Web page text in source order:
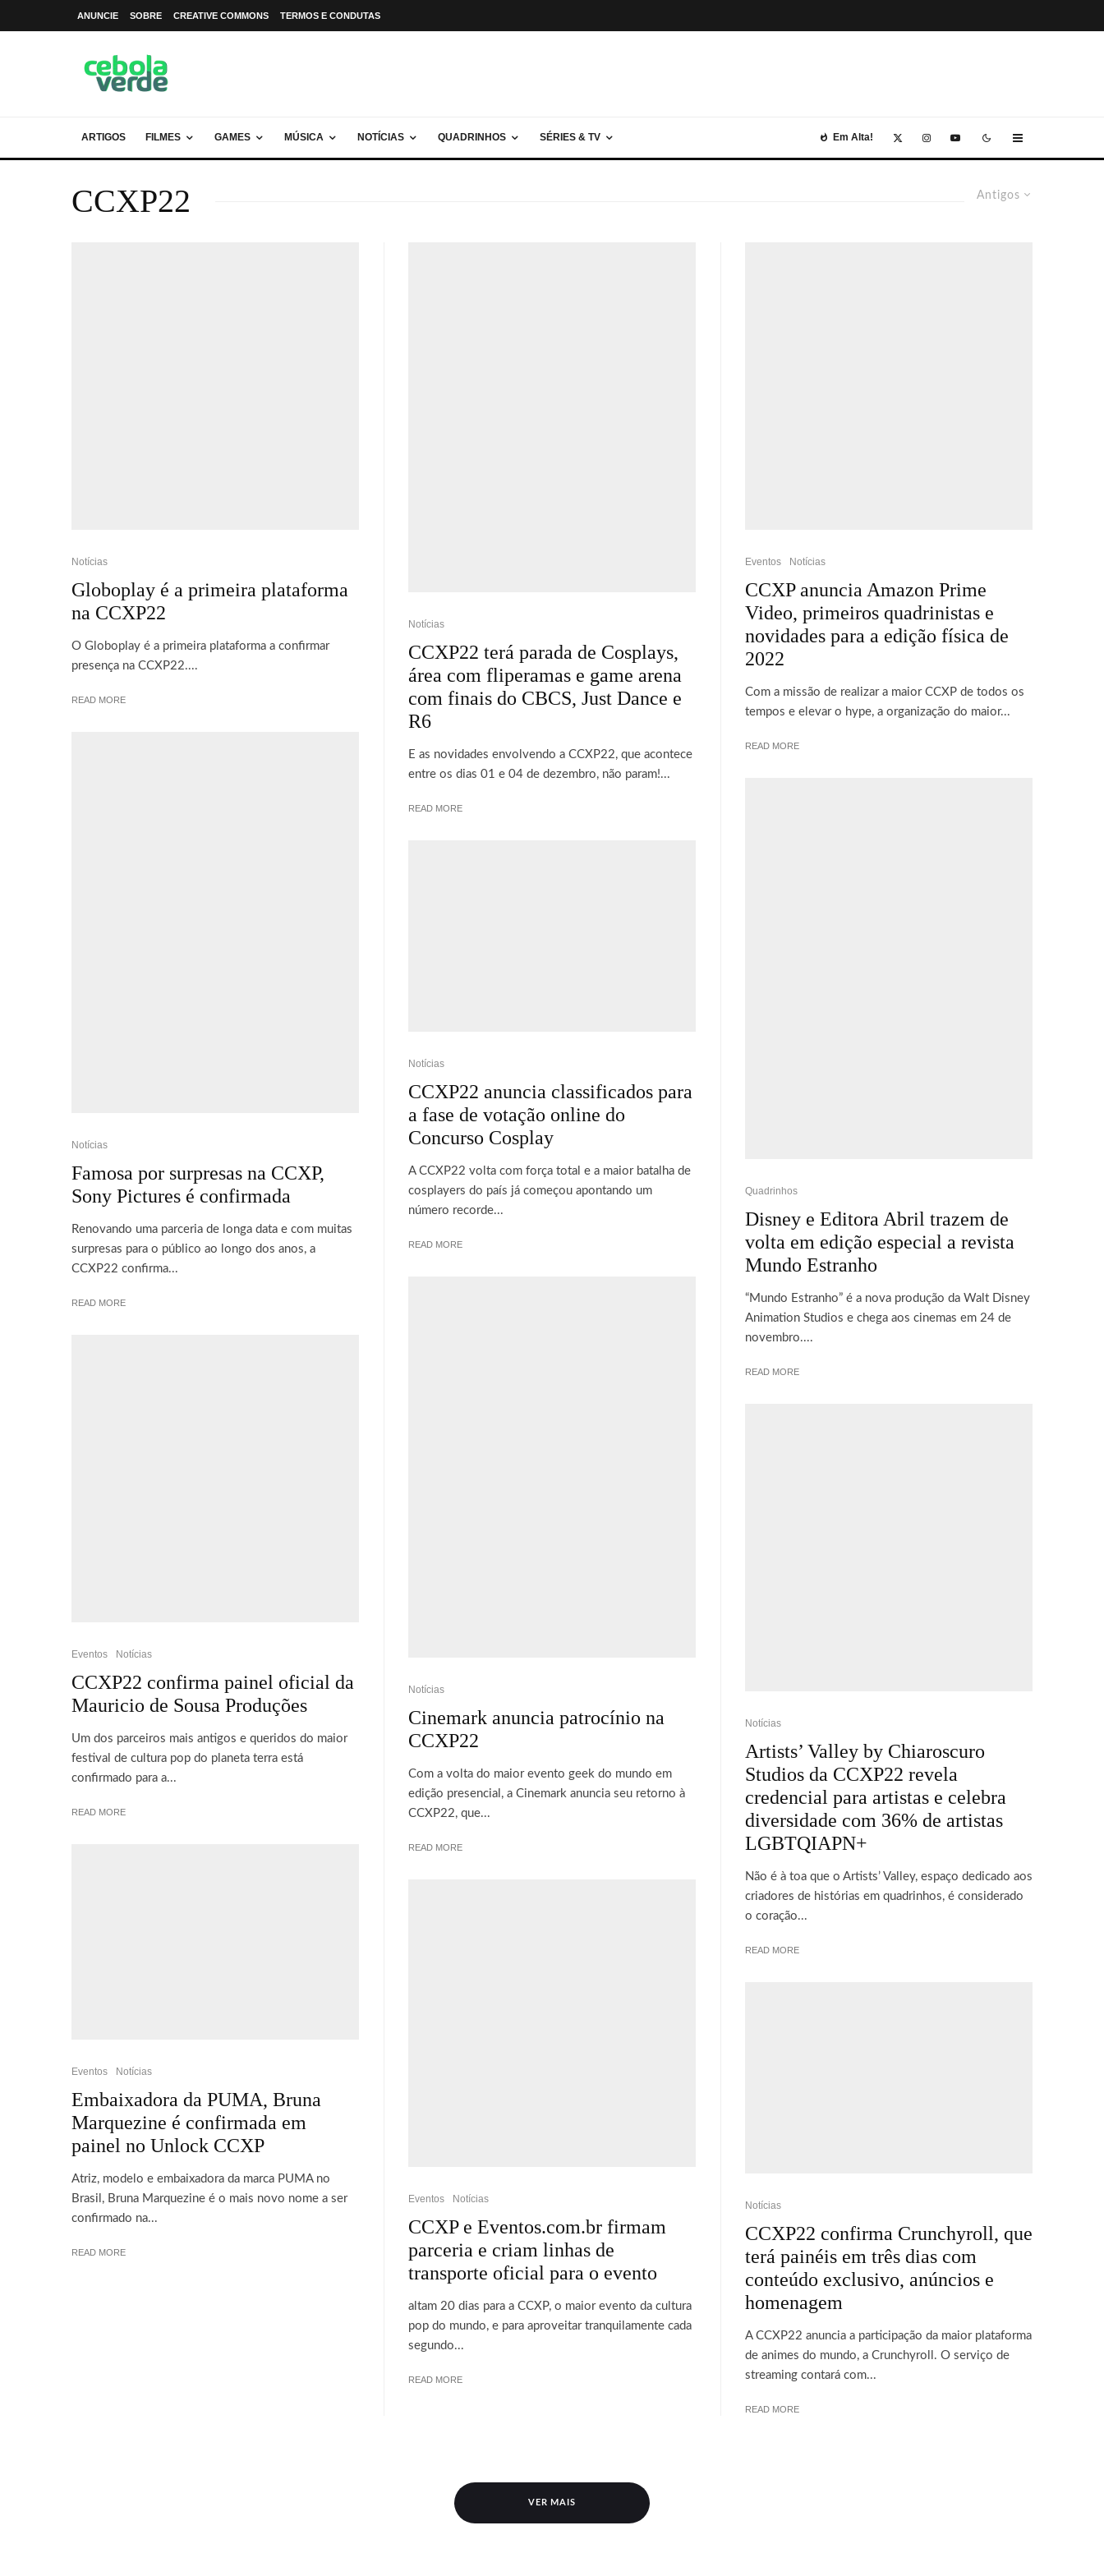
ANUNCIE SOBRE CREATIVE COMMONS TERMOS E CONDUTAS
ARTIGOS FILMES GAMES MÚSICA NOTÍCIAS QUADRINHOS SÉRIES & TV Em Alta!
Antigos
CCXP22
Notícias
Globoplay é a primeira plataforma
na CCXP22
O Globoplay é a primeira plataforma a confirmar
presença na CCXP22....
READ MORE
Notícias
Famosa por surpresas na CCXP,
Sony Pictures é confirmada
Renovando uma parceria de longa data e com muitas
surpresas para o público ao longo dos anos, a
CCXP22 confirma...
READ MORE
Eventos Notícias
CCXP22 confirma painel oficial da
Mauricio de Sousa Produções
Um dos parceiros mais antigos e queridos do maior
festival de cultura pop do planeta terra está
confirmado para a...
READ MORE
Eventos Notícias
Embaixadora da PUMA, Bruna
Marquezine é confirmada em
painel no Unlock CCXP
Atriz, modelo e embaixadora da marca PUMA no
Brasil, Bruna Marquezine é o mais novo nome a ser
confirmado na...
READ MORE
Notícias
CCXP22 terá parada de Cosplays,
área com fliperamas e game arena
com finais do CBCS, Just Dance e
R6
E as novidades envolvendo a CCXP22, que acontece
entre os dias 01 e 04 de dezembro, não param!...
READ MORE
Notícias
CCXP22 anuncia classificados para
a fase de votação online do
Concurso Cosplay
A CCXP22 volta com força total e a maior batalha de
cosplayers do país já começou apontando um
número recorde...
READ MORE
Notícias
Cinemark anuncia patrocínio na
CCXP22
Com a volta do maior evento geek do mundo em
edição presencial, a Cinemark anuncia seu retorno à
CCXP22, que...
READ MORE
Eventos Notícias
CCXP e Eventos.com.br firmam
parceria e criam linhas de
transporte oficial para o evento
altam 20 dias para a CCXP, o maior evento da cultura
pop do mundo, e para aproveitar tranquilamente cada
segundo...
READ MORE
Eventos Notícias
CCXP anuncia Amazon Prime
Video, primeiros quadrinistas e
novidades para a edição física de
2022
Com a missão de realizar a maior CCXP de todos os
tempos e elevar o hype, a organização do maior...
READ MORE
Quadrinhos
Disney e Editora Abril trazem de
volta em edição especial a revista
Mundo Estranho
“Mundo Estranho” é a nova produção da Walt Disney
Animation Studios e chega aos cinemas em 24 de
novembro....
READ MORE
Notícias
Artists’ Valley by Chiaroscuro
Studios da CCXP22 revela
credencial para artistas e celebra
diversidade com 36% de artistas
LGBTQIAPN+
Não é à toa que o Artists’ Valley, espaço dedicado aos
criadores de histórias em quadrinhos, é considerado
o coração...
READ MORE
Notícias
CCXP22 confirma Crunchyroll, que
terá painéis em três dias com
conteúdo exclusivo, anúncios e
homenagem
A CCXP22 anuncia a participação da maior plataforma
de animes do mundo, a Crunchyroll. O serviço de
streaming contará com...
READ MORE
VER MAIS